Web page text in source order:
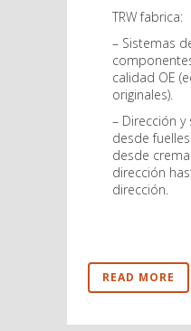
TRW fabrica:
– Sistemas
calidad OE
originales).
– Dirección y
desde
desde
dirección
dirección.
READ MORE